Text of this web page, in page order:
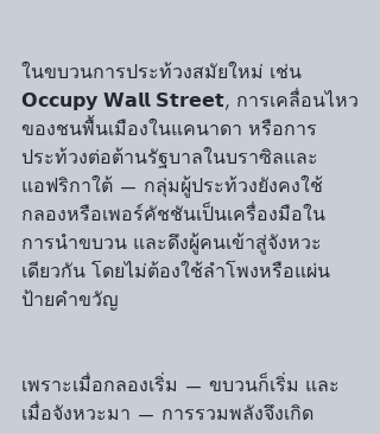
ในขบวนการประท้วงสมัยใหม่ เช่น
𝗢𝗰𝗰𝘂𝗽𝘆 𝗪𝗮𝗹𝗹 𝗦𝘁𝗿𝗲𝗲𝘁, การเคลื่อนไหว
ของชนพื้นเมืองในแคนาดา หรือการ
ประท้วงต่อต้านรัฐบาลในบราซิลและ
แอฟริกาใต้ — กลุ่มผู้ประท้วงยังคงใช้
กลองหรือเพอร์คัชชันเป็นเครื่องมือใน
การนำขบวน และดึงผู้คนเข้าสู่จังหวะ
เดียวกัน โดยไม่ต้องใช้ลำโพงหรือแผ่น
ป้ายคำขวัญ
เพราะเมื่อกลองเริ่ม — ขบวนก็เริ่ม และ
เมื่อจังหวะมา — การรวมพลังจึงเกิด